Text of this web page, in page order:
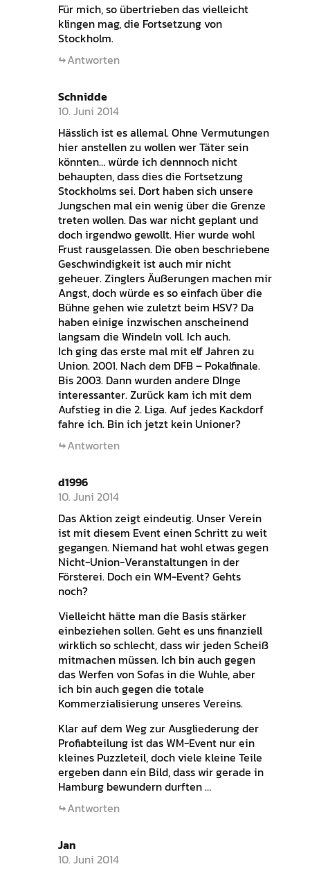
Für mich, so übertrieben das vielleicht
klingen mag, die Fortsetzung von
Stockholm.
Antworten
Schnidde
10. Juni 2014
Hässlich ist es allemal. Ohne Vermutungen
hier anstellen zu wollen wer Täter sein
könnten… würde ich dennnoch nicht
behaupten, dass dies die Fortsetzung
Stockholms sei. Dort haben sich unsere
Jungschen mal ein wenig über die Grenze
treten wollen. Das war nicht geplant und
doch irgendwo gewollt. Hier wurde wohl
Frust rausgelassen. Die oben beschriebene
Geschwindigkeit ist auch mir nicht
geheuer. Zinglers Äußerungen machen mir
Angst, doch würde es so einfach über die
Bühne gehen wie zuletzt beim HSV? Da
haben einige inzwischen anscheinend
langsam die Windeln voll. Ich auch.
Ich ging das erste mal mit elf Jahren zu
Union. 2001. Nach dem DFB – Pokalfinale.
Bis 2003. Dann wurden andere DInge
interessanter. Zurück kam ich mit dem
Aufstieg in die 2. Liga. Auf jedes Kackdorf
fahre ich. Bin ich jetzt kein Unioner?
Antworten
d1996
10. Juni 2014
Das Aktion zeigt eindeutig. Unser Verein
ist mit diesem Event einen Schritt zu weit
gegangen. Niemand hat wohl etwas gegen
Nicht-Union-Veranstaltungen in der
Försterei. Doch ein WM-Event? Gehts
noch?
Vielleicht hätte man die Basis stärker
einbeziehen sollen. Geht es uns finanziell
wirklich so schlecht, dass wir jeden Scheiß
mitmachen müssen. Ich bin auch gegen
das Werfen von Sofas in die Wuhle, aber
ich bin auch gegen die totale
Kommerzialisierung unseres Vereins.
Klar auf dem Weg zur Ausgliederung der
Profiabteilung ist das WM-Event nur ein
kleines Puzzleteil, doch viele kleine Teile
ergeben dann ein Bild, dass wir gerade in
Hamburg bewundern durften …
Antworten
Jan
10. Juni 2014